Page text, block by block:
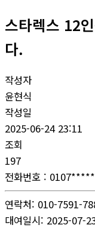
스타렉스 12
다.
작성자
윤현식
작성일
2025-06-24 23:11
조회
197
전화번호 :
연락처: 010-7591-
대여일시: 2025-07-